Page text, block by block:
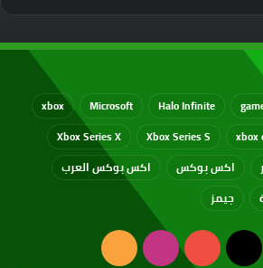
Halo Infinite
Microsoft
xbox
xbox
Xbox Series S
Xbox Series X
اكس بوكس
اكس بوكس العرب
جيمز
‫X
‫YouTubeانستقرامملخص